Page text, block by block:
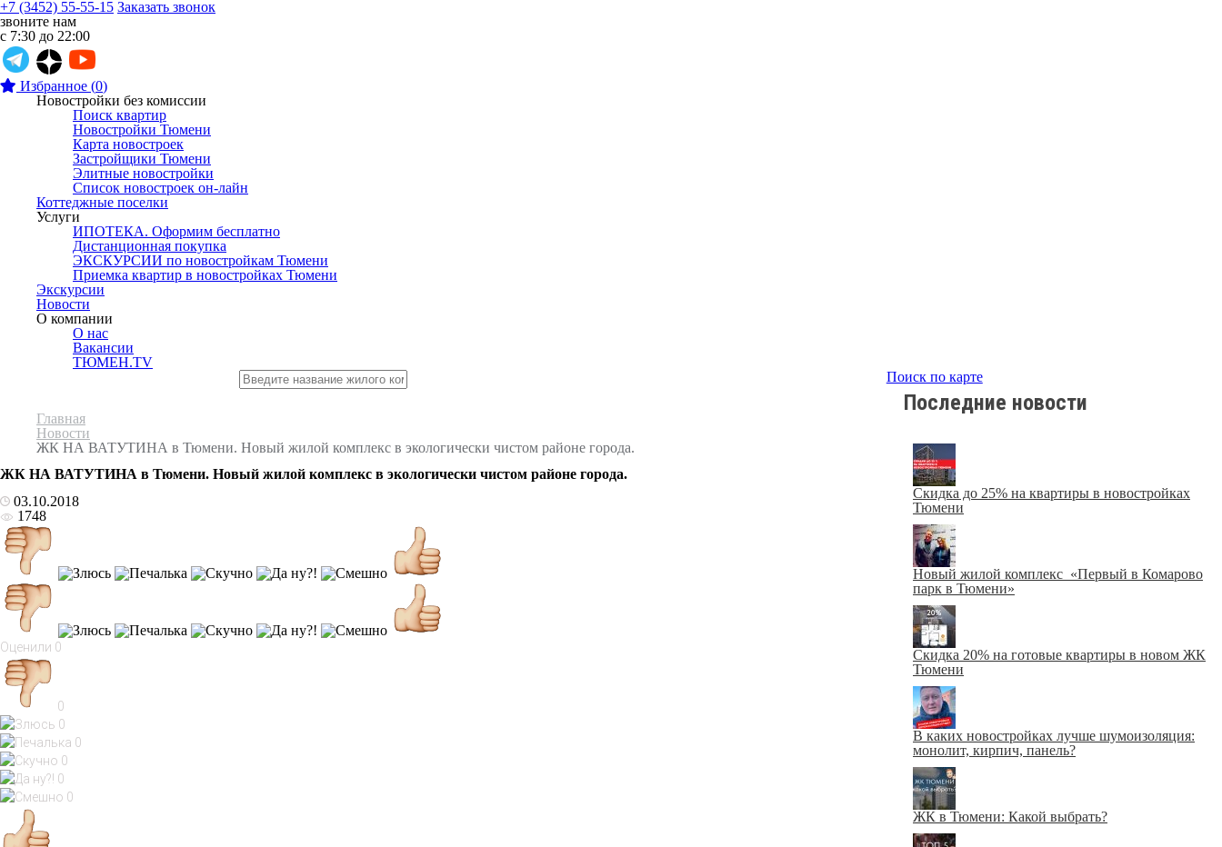
+7 (3452) 55-55-15 Заказать звонок
звоните нам
с 7:30 до 22:00
Избранное (0)
Новостройки без комиссии
Поиск квартир
Новостройки Тюмени
Карта новостроек
Застройщики Тюмени
Элитные новостройки
Список новостроек он-лайн
Коттеджные поселки
Услуги
ИПОТЕКА. Оформим бесплатно
Дистанционная покупка
ЭКСКУРСИИ по новостройкам Тюмени
Приемка квартир в новостройках Тюмени
Экскурсии
Новости
О компании
О нас
Вакансии
ТЮМЕН.TV
Поиск по карте
Главная
Новости
ЖК НА ВАТУТИНА в Тюмени. Новый жилой комплекс в экологически чистом районе города.
ЖК НА ВАТУТИНА в Тюмени. Новый жилой комплекс в экологически чистом районе города.
03.10.2018
1748
Оценили 0
0
0
0
0
0
0
Последние новости
Скидка до 25% на квартиры в новостройках
Тюмени
Новый жилой комплекс «Первый в Комарово
парк в Тюмени»
Скидка 20% на готовые квартиры в новом ЖК
Тюмени
В каких новостройках лучше шумоизоляция:
монолит, кирпич, панель?
ЖК в Тюмени: Какой выбрать?